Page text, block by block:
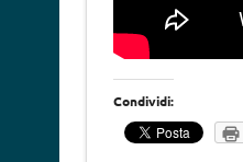
Condividi: